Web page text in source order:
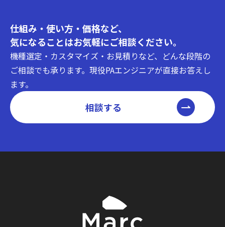
仕組み・使い方・価格など、
気になることはお気軽にご相談ください。
機種選定・カスタマイズ・お見積りなど、どんな段階の
ご相談でも承ります。現役PAエンジニアが直接お答えし
ます。
相談する